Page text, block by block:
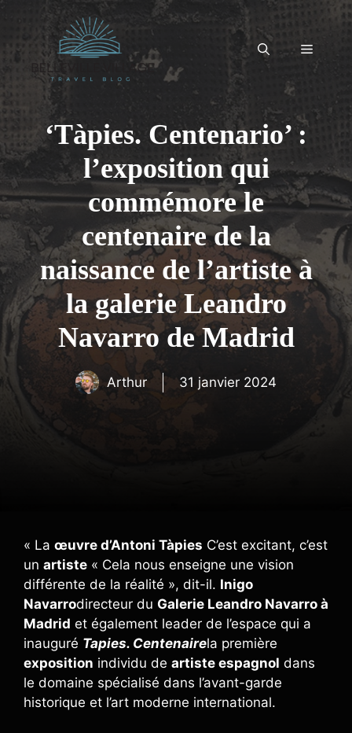
contenu
Menu
‘Tàpies. Centenario’ :
l’exposition qui
commémore le
centenaire de la
naissance de l’artiste à
la galerie Leandro
Navarro de Madrid
Arthur 31 janvier 2024
« La œuvre d’Antoni Tàpies C’est excitant, c’est
un artiste « Cela nous enseigne une vision
différente de la réalité », dit-il. Inigo
Navarrodirecteur du Galerie Leandro Navarro à
Madrid et également leader de l’espace qui a
inauguré Tapies. Centenairela première
exposition individu de artiste espagnol dans
le domaine spécialisé dans l’avant-garde
historique et l’art moderne international.